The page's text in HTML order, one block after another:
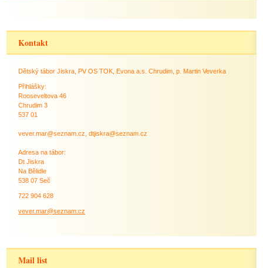
Kontakt
Dětský tábor Jiskra, PV OS TOK, Evona a.s. Chrudim, p. Martin Veverka
Přihlášky:
Rooseveltova 46
Chrudim 3
537 01
vever.mar@seznam.cz, dtjiskra@seznam.cz
Adresa na tábor:
Dt Jiskra
Na Bělidle
538 07 Seč
722 904 628
vever.mar@seznam.cz
Mail list